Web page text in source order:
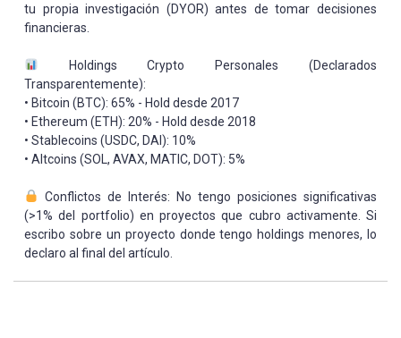
tu propia investigación (DYOR) antes de tomar decisiones
financieras.
Holdings Crypto Personales (Declarados
Transparentemente):
• Bitcoin (BTC): 65% - Hold desde 2017
• Ethereum (ETH): 20% - Hold desde 2018
• Stablecoins (USDC, DAI): 10%
• Altcoins (SOL, AVAX, MATIC, DOT): 5%
Conflictos de Interés: No tengo posiciones significativas
(>1% del portfolio) en proyectos que cubro activamente. Si
escribo sobre un proyecto donde tengo holdings menores, lo
declaro al final del artículo.